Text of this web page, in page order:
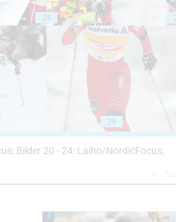
24
29
Bilder 20 - 24: Laiho/NordicFocus;